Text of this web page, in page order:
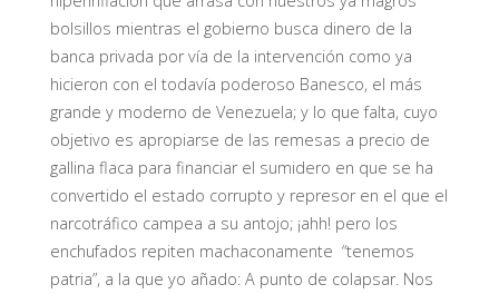
bolsillos mientras el gobierno busca dinero de la
banca privada por vía de la intervención como ya
hicieron con el todavía poderoso Banesco, el más
grande y moderno de Venezuela; y lo que falta, cuyo
objetivo es apropiarse de las remesas a precio de
gallina flaca para financiar el sumidero en que se ha
convertido el estado corrupto y represor en el que el
narcotráfico campea a su antojo; ¡ahh! pero los
enchufados repiten machaconamente “tenemos
patria”, a la que yo añado: A punto de colapsar. Nos